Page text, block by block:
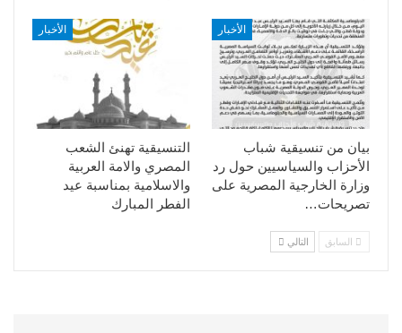
الأخبار
التنسيقية تهنئ الشعب
المصري والامة العربية
والاسلامية بمناسبة عيد
الفطر المبارك
الأخبار
بيان من تنسيقية شباب
الأحزاب والسياسيين حول رد
وزارة الخارجية المصرية على
تصريحات…
السابق التالي